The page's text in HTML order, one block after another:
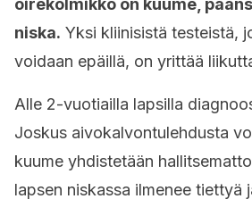
oirekolmikko on kuume,
niska. Yksi kliinisistä testeistä,
voidaan epäillä, on yrittää
Alle 2-vuotiailla lapsilla
Joskus aivokalvontulehdusta
kuume yhdistetään
lapsen niskassa ilmenee tiettyä